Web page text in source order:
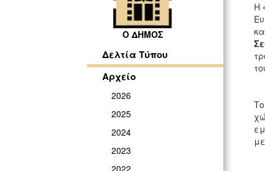
Ο ΔΗΜΟΣ
Δελτία Τύπου
Αρχείο
2026
2025
2024
2023
Η